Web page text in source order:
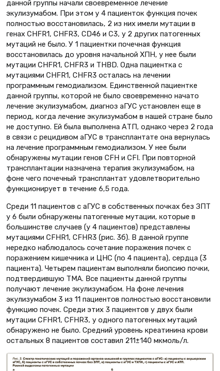
данной группы начали своевременное лечение
экулизумабом. При этом у 4 пациенток функция почек
полностью восстановилась, 2 из них имели мутации в
генах CHFR1, CHFR3, CD46 и С3, у 2 других патогенных
мутаций не было. У 1 пациентки почечная функция
восстановилась до уровня начальной ХПН, у нее были
мутации CHFR1, CHFR3 и THBD. Одна пациентка с
мутациями CHFR1, CHFR3 осталась на лечении
программным гемодиализом. Единственной пациентке
данной группы, которой не было своевременно начато
лечение экулизумабом, диагноз аГУС установлен еще в
период, когда лечение экулизумабом в нашей стране было
не доступно. Ей была выполнена АТП, однако через 2 года
в связи с рецидивом аГУС в трансплантате она вернулась
на лечение программным гемодиализом. У нее были
обнаружены мутации генов CFH и CFI. При повторной
трансплантации назначена терапия экулизумабом, на
фоне чего почечный трансплантат удовлетворительно
функционирует в течение 6,5 года.
Среди 11 пациентов с аГУС в собственных почках без ЗПТ
у 6 были обнаружены патогенные мутации, которые в
большинстве случаев (у 4 пациентов) представлены
мутациями CFHR1, CFHR3 (рис. 3б). В данной группе
нередко наблюдалось сочетание поражения почек с
поражением кишечника и ЦНС (по 4 пациента), сердца (3
пациента). Четырем пациентам выполняли биопсию почки,
подтвердившую ТМА. Все пациенты данной группы
получают лечение экулизумабом. На фоне лечения
экулизумабом 3 из 11 пациентов полностью восстановили
функцию почек. Среди этих 3 пациентов у двух были
мутации CFHR1, CFHR3, у одного патогенных мутаций
обнаружено не было. Средний уровень креатинина крови
остальных 8 пациентов составил 211±140 мкмоль/л.